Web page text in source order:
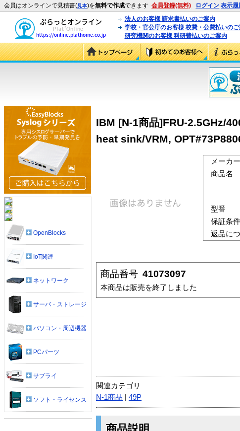
会員はオンラインで見積書(見本)を無料で作成できます 会員登録(無料) ログイン 表示履
法人のお客様 請求書払いのご案内
学校・官公庁のお客様 校費・公費払いの
研究機関のお客様 科研費払いのご案内
IBM [N-1商品]FRU-2.5GHz/
heat sink/VRM,
メーカー
商品名
型番
保証条件
返品に
商品番号 41073097
本商品は販売を終了しました
関連カテゴリ
N-1商品
49P
OpenBlocks
IoT関連
ネットワーク
サーバ・ストレージ
パソコン・周辺機器
PCパーツ
サプライ
ソフト・ライセンス